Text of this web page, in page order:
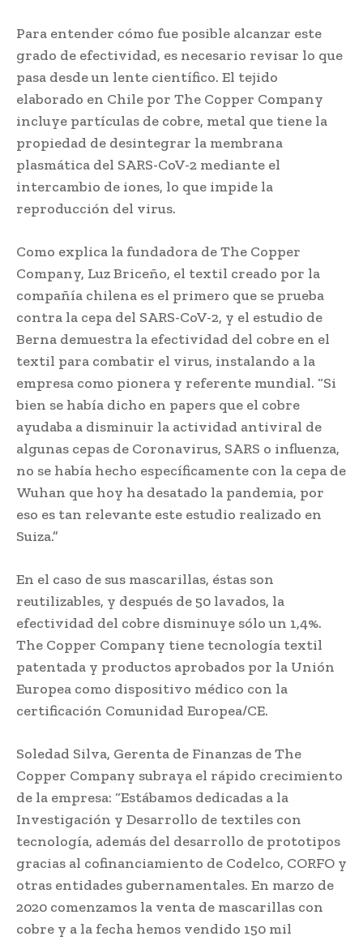
Para entender cómo fue posible alcanzar este
grado de efectividad, es necesario revisar lo que
pasa desde un lente científico. El tejido
elaborado en Chile por The Copper Company
incluye partículas de cobre, metal que tiene la
propiedad de desintegrar la membrana
plasmática del SARS-CoV-2 mediante el
intercambio de iones, lo que impide la
reproducción del virus.
Como explica la fundadora de The Copper
Company, Luz Briceño, el textil creado por la
compañía chilena es el primero que se prueba
contra la cepa del SARS-CoV-2, y el estudio de
Berna demuestra la efectividad del cobre en el
textil para combatir el virus, instalando a la
empresa como pionera y referente mundial. “Si
bien se había dicho en papers que el cobre
ayudaba a disminuir la actividad antiviral de
algunas cepas de Coronavirus, SARS o influenza,
no se había hecho específicamente con la cepa de
Wuhan que hoy ha desatado la pandemia, por
eso es tan relevante este estudio realizado en
Suiza.”
En el caso de sus mascarillas, éstas son
reutilizables, y después de 50 lavados, la
efectividad del cobre disminuye sólo un 1,4%.
The Copper Company tiene tecnología textil
patentada y productos aprobados por la Unión
Europea como dispositivo médico con la
certificación Comunidad Europea/CE.
Soledad Silva, Gerenta de Finanzas de The
Copper Company subraya el rápido crecimiento
de la empresa: “Estábamos dedicadas a la
Investigación y Desarrollo de textiles con
tecnología, además del desarrollo de prototipos
gracias al cofinanciamiento de Codelco, CORFO y
otras entidades gubernamentales. En marzo de
2020 comenzamos la venta de mascarillas con
cobre y a la fecha hemos vendido 150 mil